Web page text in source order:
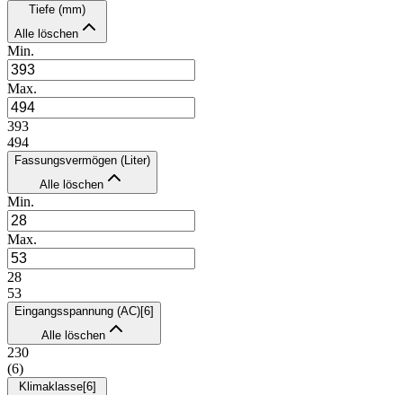
Tiefe (mm)
Alle löschen
Min.
Max.
393
494
Fassungsvermögen (Liter)
Alle löschen
Min.
Max.
28
53
Eingangsspannung (AC)[6]
Alle löschen
230
(6)
Klimaklasse[6]